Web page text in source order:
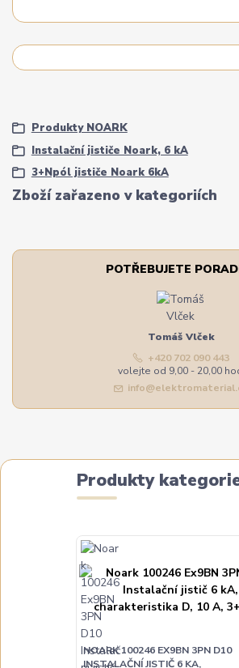
Zboží zařazeno v kategoriích
Produkty NOARK
Instalační jističe Noark, 6 kA
3+Npól jističe Noark 6kA
POTŘEBUJETE
Tomáš Vlček
+420 702 090 443
volejte od 9,00 - 20,00
Produkty
NOARK 100246 EX9BN 3PN D10
INSTALAČNÍ JISTIČ 6 KA,